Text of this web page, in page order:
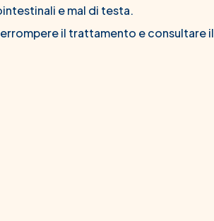
e mal di testa.
il trattamento e consultare il